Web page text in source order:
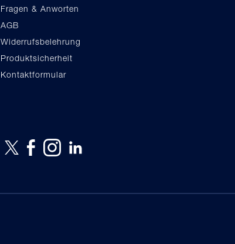
Fragen & Anworten
AGB
Widerrufsbelehrung
Produktsicherheit
Kontaktformular